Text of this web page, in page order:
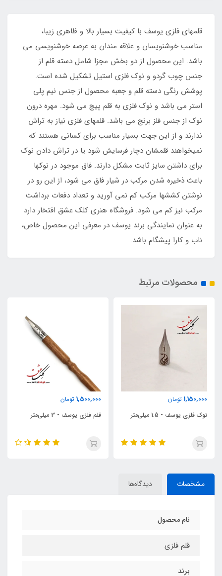
قلمهای فلزی یوسف با کیفیت بسیار بالا و ظاهری زیبا،
مناسب خوشنویسان و علاقه مندان به عرصه خوشنویسی می
باشد. این محصول از دو بخش مجزا شامل دسته قلم از
جنس چوب گردو و نوک فلزی استیل تشکیل شده است.
پوشش رنگی دسته قلم و جعبه محصول از جنس نیم پلی
استر می باشد و نوک فلزی به قلم پیچ می شود. مهره درون
نوک از جنس فلز برنج می باشد. قلمهای فلزی نیاز به تراش
ندارند و از این جهت بسیار مناسب برای کسانی هستند که
نمیخواهند قلمشان دچار فرسایش شود یا در تراش دادن نوک
برای داشتن سایز ثابت مشکل دارند. فاق موجود در نوکها
باعث ذخیره شدن مرکب در شیار فاق می شود، از این رو در
نوشتن کششها مرکب کم نمی آورید و تعداد دفعات برداشت
مرکب نیز کم می شود. فروشگاه هنری کلک عشق افتخار دارد
به عنوان نمایندگی برند یوسف در معرفی این محصول خاص،
ناب و کارا پیشگام باشد.
محصولات مرتبط
1,500,000
قلم فلزی یوسف - 3 میلی‌متر
1,470,000
قلم فلزی یوسف - 2 میلی‌متر
مشخصات دیدگاه‌ها
نام محصول
قلم فلزی
برند